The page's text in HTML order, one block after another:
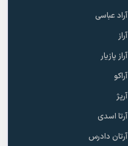
آراد عباسی
آراز
آراز پازیار
آراکو
آرپژ
آرتا اسدی
آرتان دادرس